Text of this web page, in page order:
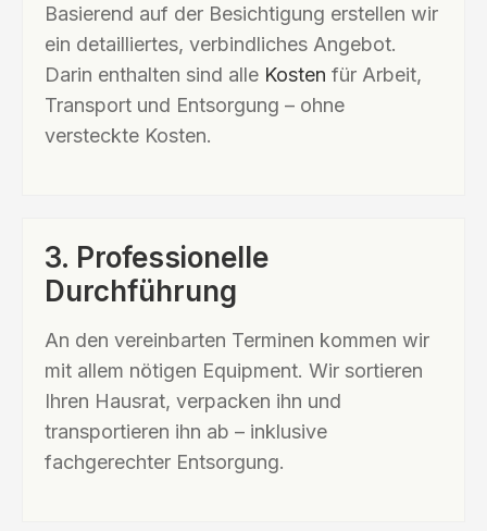
Basierend auf der Besichtigung erstellen wir
ein detailliertes, verbindliches Angebot.
Darin enthalten sind alle Kosten für Arbeit,
Transport und Entsorgung – ohne
versteckte Kosten.
3. Professionelle
Durchführung
An den vereinbarten Terminen kommen wir
mit allem nötigen Equipment. Wir sortieren
Ihren Hausrat, verpacken ihn und
transportieren ihn ab – inklusive
fachgerechter Entsorgung.